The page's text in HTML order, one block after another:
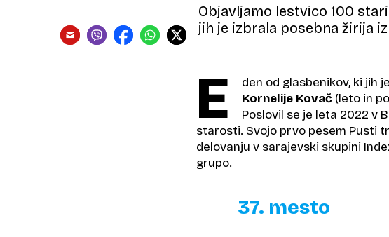
Objavljamo lestvico 100
jih je izbrala posebna žirija
E
den od glasbenikov, ki jih
Kornelije Kovač (leto in
Poslovil se je leta 2022 v
starosti. Svojo prvo pesem Pusti
delovanju v sarajevski skupini
grupo.
37. mesto